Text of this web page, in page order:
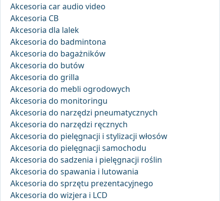
Akcesoria car audio video
Akcesoria CB
Akcesoria dla lalek
Akcesoria do badmintona
Akcesoria do bagażników
Akcesoria do butów
Akcesoria do grilla
Akcesoria do mebli ogrodowych
Akcesoria do monitoringu
Akcesoria do narzędzi pneumatycznych
Akcesoria do narzędzi ręcznych
Akcesoria do pielęgnacji i stylizacji włosów
Akcesoria do pielęgnacji samochodu
Akcesoria do sadzenia i pielęgnacji roślin
Akcesoria do spawania i lutowania
Akcesoria do sprzętu prezentacyjnego
Akcesoria do wizjera i LCD